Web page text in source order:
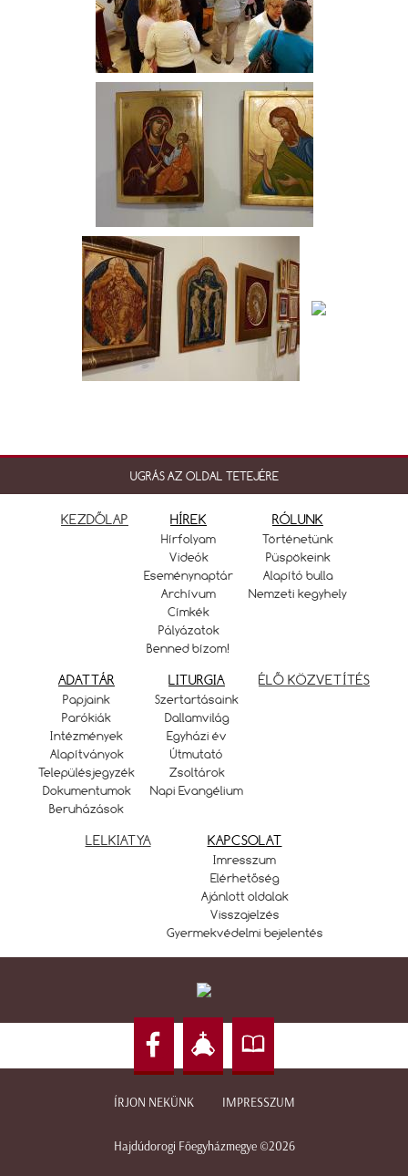
UGRÁS AZ OLDAL TETEJÉRE
KEZDŐLAP HÍREK
Hírfolyam
Videók
Eseménynaptár
Archívum
Címkék
Pályázatok
Benned bízom!
RÓLUNK
Történetünk
Püspökeink
Alapító bulla
Nemzeti kegyhely
ADATTÁR
Papjaink
Parókiák
Intézmények
Alapítványok
Településjegyzék
Dokumentumok
Beruházások
LITURGIA
Szertartásaink
Dallamvilág
Egyházi év
Útmutató
Zsoltárok
Napi Evangélium
ÉLŐ KÖZVETÍTÉS
LELKIATYA KAPCSOLAT
Imresszum
Elérhetőség
Ajánlott oldalak
Visszajelzés
Gyermekvédelmi bejelentés
ÍRJON NEKÜNK IMPRESSZUM
Hajdúdorogi Főegyházmegye ©2026